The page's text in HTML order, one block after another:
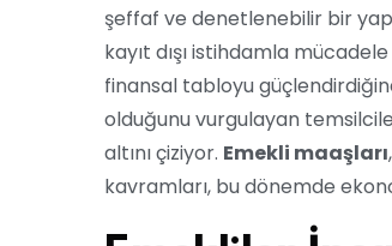
şeffaf ve denetlenebilir bir
kayıt dışı istihdamla
finansal tabloyu
olduğunu vurgulayan
altını çiziyor. Emekli maaşları,
kavramları, bu dönemde